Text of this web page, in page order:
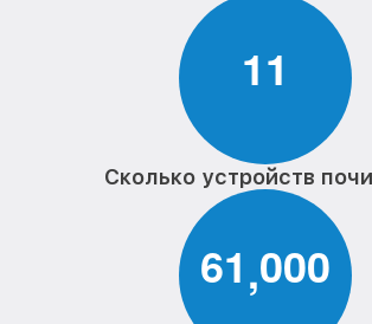
11
Сколько устройств
61,000